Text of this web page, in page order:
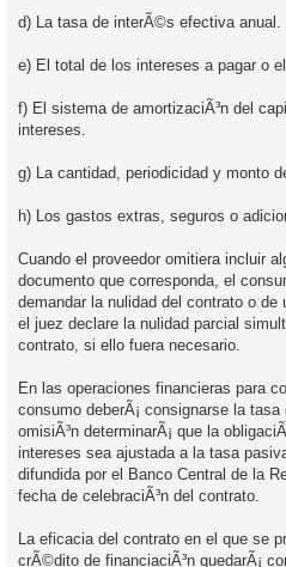
d) La tasa de interÃ©s efectiva anual.
e) El total de los intereses a pagar o
f) El sistema de amortizaciÃ³n del
intereses.
g) La cantidad, periodicidad y monto
h) Los gastos extras, seguros o
Cuando el proveedor omitiera incluir
documento que corresponda, el
demandar la nulidad del contrato o de
el juez declare la nulidad parcial
contrato, si ello fuera necesario.
En las operaciones financieras para
consumo deberÃ¡ consignarse la
omisiÃ³n determinarÃ¡ que la
intereses sea ajustada a la tasa
difundida por el Banco Central de la
fecha de celebraciÃ³n del contrato.
La eficacia del contrato en el que se
crÃ©dito de financiaciÃ³n quedarÃ¡